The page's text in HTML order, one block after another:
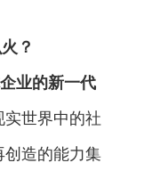
？
业的新一代
世界中的社
创造的能力集